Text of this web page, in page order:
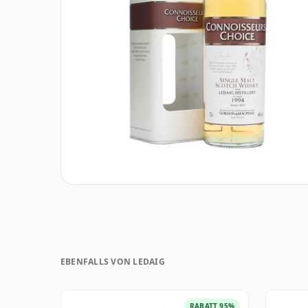
EBENFALLS VON LEDAIG
RABATT 95%